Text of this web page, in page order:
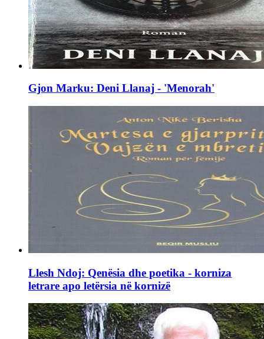
Gjon Marku: Deni Llanaj - 'Menorah'
Llesh Ndoj: Qenësia dhe poetika - korniza
letrare apo letërsia në kornizë